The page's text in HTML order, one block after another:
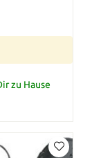
zu Hause